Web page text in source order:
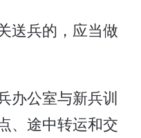
送兵的，应当做
办公室与新兵训
、途中转运和交